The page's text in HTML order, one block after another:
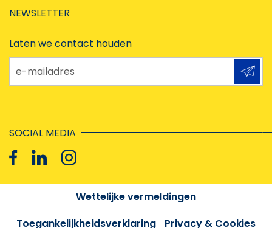
NEWSLETTER
Laten we contact houden
e-mailadres
SOCIAL MEDIA
Wettelijke vermeldingen
Toegankelijkheidsverklaring
Privacy & Cookies